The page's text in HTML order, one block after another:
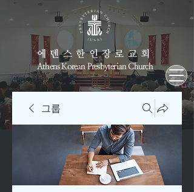
에덴스한인장로교회
Athens Korean Presbyterian Church
그룹